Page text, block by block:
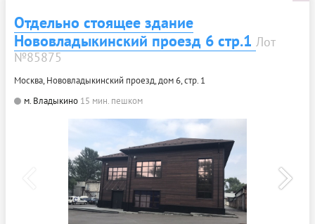
Отдельно стоящее здание
Нововладыкинский проезд 6 стр.1 Лот
№85875
Москва, Нововладыкинский проезд, дом 6, стр. 1
м. Владыкино 15 мин. пешком